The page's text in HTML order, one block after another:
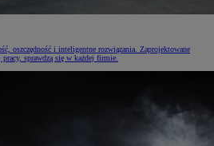
oszczędność i inteligentne rozwiązania. Zaprojektowane
sprawdzą się w każdej firmie.